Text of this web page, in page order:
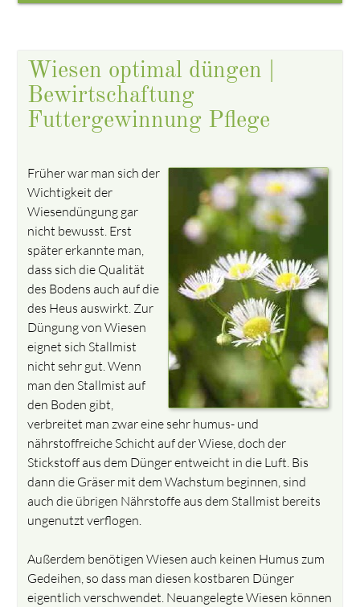
Wiesen optimal düngen |
Bewirtschaftung
Futtergewinnung Pflege
Früher war man sich der
Wichtigkeit der
Wiesendüngung gar
nicht bewusst. Erst
später erkannte man,
dass sich die Qualität
des Bodens auch auf die
des Heus auswirkt. Zur
Düngung von Wiesen
eignet sich Stallmist
nicht sehr gut. Wenn
man den Stallmist auf
den Boden gibt,
verbreitet man zwar eine sehr humus- und
nährstoffreiche Schicht auf der Wiese, doch der
Stickstoff aus dem Dünger entweicht in die Luft. Bis
dann die Gräser mit dem Wachstum beginnen, sind
auch die übrigen Nährstoffe aus dem Stallmist bereits
ungenutzt verflogen.
Außerdem benötigen Wiesen auch keinen Humus zum
Gedeihen, so dass man diesen kostbaren Dünger
eigentlich verschwendet. Neuangelegte Wiesen können